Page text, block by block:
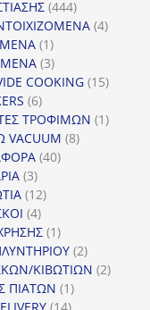
προϊόν444444
προϊόντα
44
11
προϊόν
33
προϊόντα
COOKING 1515
66
προϊόντα
ΤΡΟΦΙΜΩΝ 11
88
4040
33
προϊόντα
1212
44
προϊόντα
11
προϊόν
22
προϊόντα
ΚΙΒΩΤΙΩΝ 22
ΠΙΑΤΩΝ 11
προϊόν
1414